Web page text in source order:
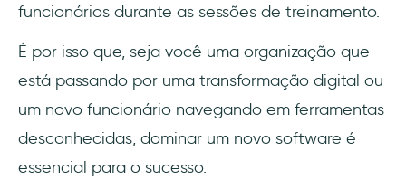
implementação de um novo software
Considerações adicionais
Principais considerações sobre o
funcionários durante as sessões de treinamento.
É por isso que, seja você uma organização que
está passando por uma transformação digital ou
um novo funcionário navegando em ferramentas
desconhecidas, dominar um novo software é
essencial para o sucesso.